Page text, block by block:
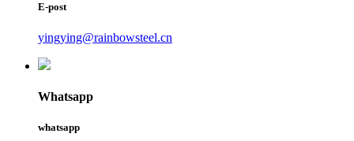
E-post
yingying@rainbowsteel.cn
Whatsapp
whatsapp